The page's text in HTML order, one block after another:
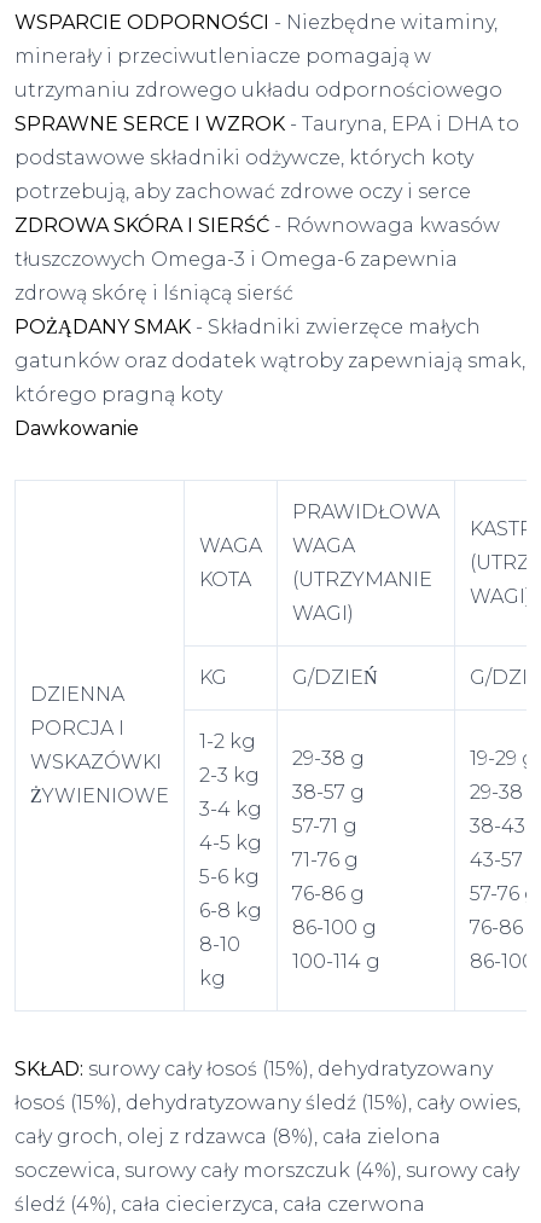
WSPARCIE ODPORNOŚCI - Niezbędne witaminy,
minerały i przeciwutleniacze pomagają w
utrzymaniu zdrowego układu odpornościowego
SPRAWNE SERCE I WZROK - Tauryna, EPA i DHA to
podstawowe składniki odżywcze, których koty
potrzebują, aby zachować zdrowe oczy i serce
ZDROWA SKÓRA I SIERŚĆ - Równowaga kwasów
tłuszczowych Omega-3 i Omega-6 zapewnia
zdrową skórę i lśniącą sierść
POŻĄDANY SMAK - Składniki zwierzęce małych
gatunków oraz dodatek wątroby zapewniają smak,
którego pragną koty
Dawkowanie
DZIENNA
PORCJA I
WSKAZÓWKI
ŻYWIENIOWE
WAGA
KOTA
PRAWIDŁOWA
WAGA
(UTRZYMANIE
WAGI)
WAGI)
KG G/DZIEŃ G/
1-2 kg
2-3 kg
3-4 kg
4-5 kg
5-6 kg
6-8 kg
8-10
kg
29-38 g
38-57 g
57-71 g
71-76 g
76-86 g
86-100 g
100-114 g
19-29 g
29-38 g
38-43
43-57 g
57-76 g
76-86 g
86-100
SKŁAD: surowy cały łosoś (15%), dehydratyzowany
łosoś (15%), dehydratyzowany śledź (15%), cały owies,
cały groch, olej z rdzawca (8%), cała zielona
soczewica, surowy cały morszczuk (4%), surowy cały
śledź (4%), cała ciecierzyca, cała czerwona